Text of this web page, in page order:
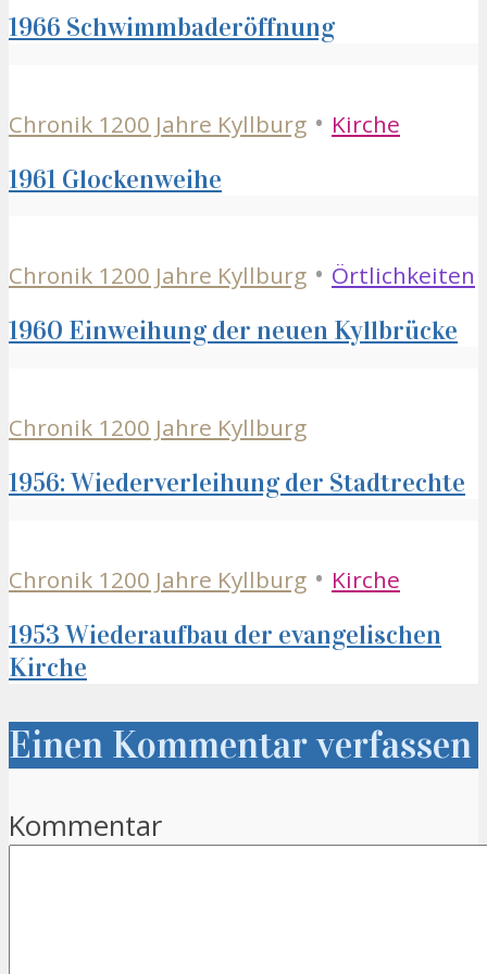
1966 Schwimmbaderöffnung
Chronik 1200 Jahre Kyllburg • Kirche
1961 Glockenweihe
Chronik 1200 Jahre Kyllburg • Örtlichkeiten
1960 Einweihung der neuen Kyllbrücke
Chronik 1200 Jahre Kyllburg
1956: Wiederverleihung der Stadtrechte
Chronik 1200 Jahre Kyllburg • Kirche
1953 Wiederaufbau der evangelischen
Kirche
Einen Kommentar verfassen
Kommentar